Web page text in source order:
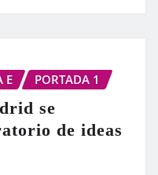
E PORTADA 1
se
de ideas